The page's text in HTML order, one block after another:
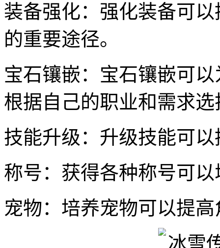
装备强化：强化装备可
的重要途径。
宝石镶嵌：宝石镶嵌可
根据自己的职业和需求
技能升级：升级技能可
称号：获得各种称号可
宠物：培养宠物可以提